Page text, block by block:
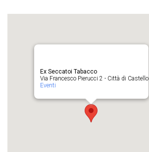
Ex Seccatoi Tabacco
Via Francesco Pierucci 2 - Città di Castello
Eventi